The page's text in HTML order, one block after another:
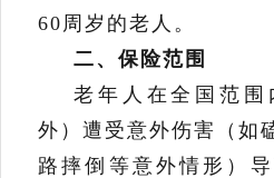
60 周岁的老人。
二、 保险范围
老年人在全国范围
外）遭受意外伤害（如
路摔倒等意外情形）